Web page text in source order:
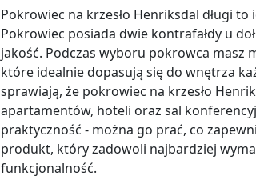
Pokrowiec na krzesło Henriksdal długi
Pokrowiec posiada dwie kontrafałdy u
jakość. Podczas wyboru pokrowca
które idealnie dopasują się do wnętrza
sprawiają, że pokrowiec na krzesło
apartamentów, hoteli oraz sal
praktyczność - można go prać, co
produkt, który zadowoli najbardziej
funkcjonalność.